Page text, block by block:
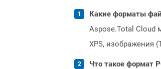
Какие форматы
Aspose.Total Cloud
XPS, изображения
Что такое формат